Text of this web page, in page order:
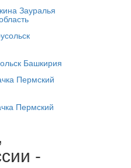
Зауралья
Башкирия
Пермский
-